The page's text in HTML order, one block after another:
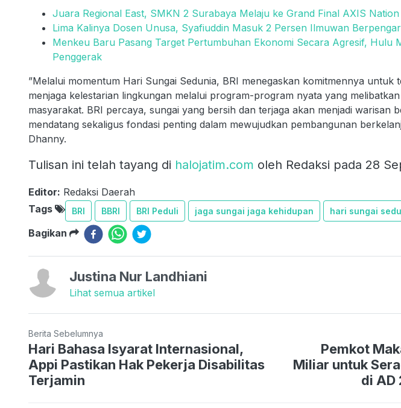
Juara Regional East, SMKN 2 Surabaya Melaju ke Grand Final AXIS
Lima Kalinya Dosen Unusa, Syafiuddin Masuk 2 Persen Ilmuwan
Menkeu Baru Pasang Target Pertumbuhan Ekonomi Secara Agresif, Hulu
Penggerak
”Melalui momentum Hari Sungai Sedunia, BRI menegaskan komitmennya untuk
menjaga kelestarian lingkungan melalui program-program nyata yang
masyarakat. BRI percaya, sungai yang bersih dan terjaga akan menjadi warisan
mendatang sekaligus fondasi penting dalam mewujudkan pembangunan
Dhanny.
Tulisan ini telah tayang di halojatim.com oleh Redaksi pada 28
Editor: Redaksi Daerah
Tags
BRI BBRI BRI Peduli jaga sungai jaga kehidupan hari sungai
Bagikan
Justina Nur Landhiani
Lihat semua artikel
Berita Sebelumnya
Hari Bahasa Isyarat Internasional,
Appi Pastikan Hak Pekerja Disabilitas
Terjamin
Pemkot
Miliar untuk
di AD